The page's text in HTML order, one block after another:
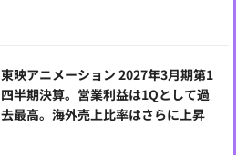
東映アニメーション 2027年3月期第1
四半期決算。営業利益は1Qとして過
去最高。海外売上比率はさらに上昇